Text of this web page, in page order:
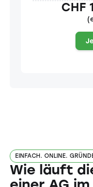
CHF
EINFACH. ONLINE.
Wie läuft